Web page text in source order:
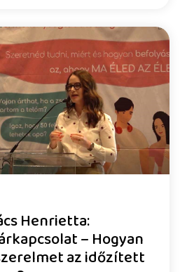
Henrietta:
– Hogyan
az időzített